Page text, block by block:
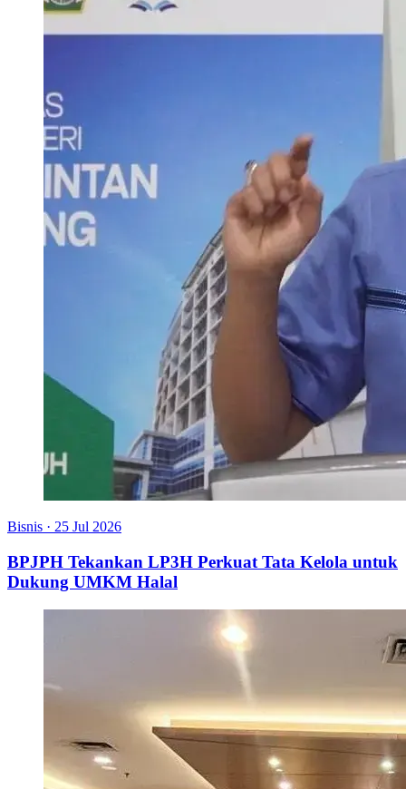
Bisnis · 25 Jul 2026
BPJPH Tekankan LP3H Perkuat Tata Kelola untuk
Dukung UMKM Halal